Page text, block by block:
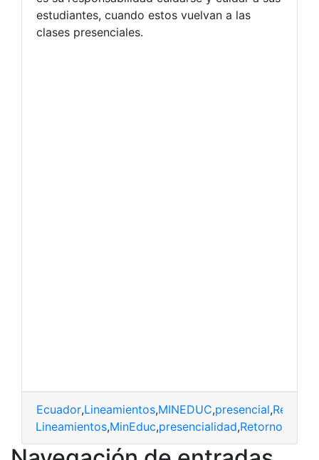
estudiantes, cuando estos vuelvan a las
clases presenciales.
Ecuador,Lineamientos,MINEDUC,presencial,Retorno
Lineamientos,MinEduc,presencialidad,Retorno